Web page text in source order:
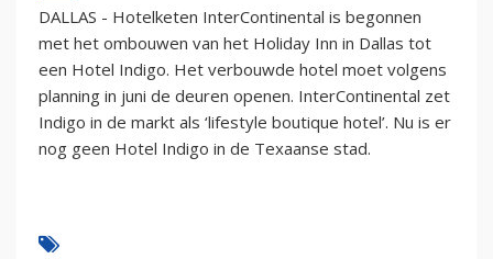
DALLAS - Hotelketen InterContinental is begonnen
met het ombouwen van het Holiday Inn in Dallas tot
een Hotel Indigo. Het verbouwde hotel moet volgens
planning in juni de deuren openen. InterContinental zet
Indigo in de markt als ‘lifestyle boutique hotel’. Nu is er
nog geen Hotel Indigo in de Texaanse stad.